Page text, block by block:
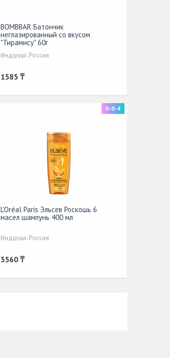
BOMBBAR Батончик
неглазированный со вкусом
"Тирамису" 60г
Өндіруші: Россия
1585 ₸
0-0-4
L'Oréal Paris Эльсев Роскошь 6
масел шампунь 400 мл
Өндіруші: Россия
3560 ₸